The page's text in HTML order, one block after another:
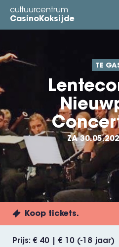
Overslaan
naar
inhoud
cultuurcentrum
CasinoKoksijde
TE
ZA
Koop tickets.
Prijs
€ 40 | € 10 (-18 jaar)